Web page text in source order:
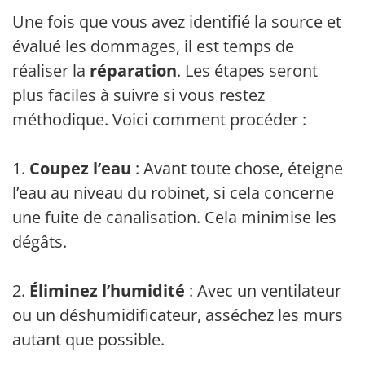
Une fois que vous avez identifié la source et
évalué les dommages, il est temps de
réaliser la réparation. Les étapes seront
plus faciles à suivre si vous restez
méthodique. Voici comment procéder :
1. Coupez l’eau : Avant toute chose, éteignez
l’eau au niveau du robinet, si cela concerne
une fuite de canalisation. Cela minimise les
dégâts.
2. Éliminez l’humidité : Avec un ventilateur
ou un déshumidificateur, asséchez les murs
autant que possible.